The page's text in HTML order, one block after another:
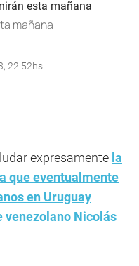
mañana
22:52hs
expresamente la
que eventualmente
en Uruguay
venezolano Nicolás